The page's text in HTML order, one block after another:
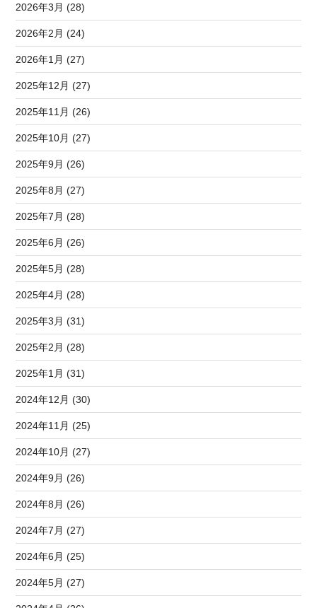
2026年3月 (28)
2026年2月 (24)
2026年1月 (27)
2025年12月 (27)
2025年11月 (26)
2025年10月 (27)
2025年9月 (26)
2025年8月 (27)
2025年7月 (28)
2025年6月 (26)
2025年5月 (28)
2025年4月 (28)
2025年3月 (31)
2025年2月 (28)
2025年1月 (31)
2024年12月 (30)
2024年11月 (25)
2024年10月 (27)
2024年9月 (26)
2024年8月 (26)
2024年7月 (27)
2024年6月 (25)
2024年5月 (27)